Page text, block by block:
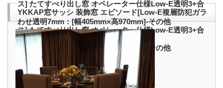
ス] たてすべり出し窓 オペレーター仕様Low-E透明3+合
わせ透明7mm：[幅405mm×高970mm]-その他
YKKAP窓サッシ 装飾窓 エピソード[Low-E複層防犯ガラ
ス] たてすべり出し窓 オペレーター仕様Low-E透明3+合
わせ透明7mm：[幅405mm×高970mm]-その他